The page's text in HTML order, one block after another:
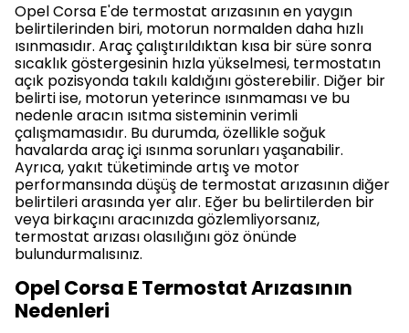
Opel Corsa E'de termostat arızasının en yaygın
belirtilerinden biri, motorun normalden daha hızlı
ısınmasıdır. Araç çalıştırıldıktan kısa bir süre sonra
sıcaklık göstergesinin hızla yükselmesi, termostatın
açık pozisyonda takılı kaldığını gösterebilir. Diğer bir
belirti ise, motorun yeterince ısınmaması ve bu
nedenle aracın ısıtma sisteminin verimli
çalışmamasıdır. Bu durumda, özellikle soğuk
havalarda araç içi ısınma sorunları yaşanabilir.
Ayrıca, yakıt tüketiminde artış ve motor
performansında düşüş de termostat arızasının diğer
belirtileri arasında yer alır. Eğer bu belirtilerden bir
veya birkaçını aracınızda gözlemliyorsanız,
termostat arızası olasılığını göz önünde
bulundurmalısınız.
Opel Corsa E Termostat Arızasının
Nedenleri